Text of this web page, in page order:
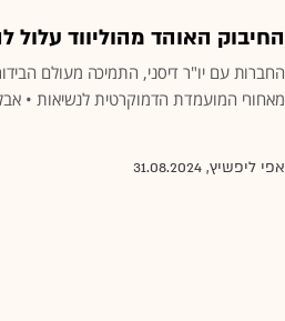
החיבוק האוהד מהוליווד
החברות עם יו"ר דיסני, התמיכה מעולם
מאחורי המועמדת הדמוקרטית לנשיאות •
אפי ליפשיץ, 31.08.2024